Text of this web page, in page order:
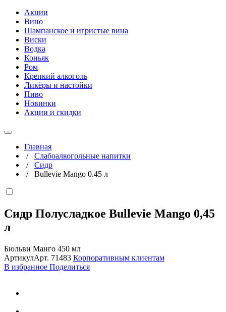
Акции
Вино
Шампанское и игристые вина
Виски
Водка
Коньяк
Ром
Крепкий алкоголь
Ликёры и настойки
Пиво
Новинки
Акции и скидки
Главная
/ Слабоалкогольные напитки
/ Сидр
/ Bullevie Mango 0.45 л
Сидр Полусладкое Bullevie Mango 0,45
л
Бюльви Манго 450 мл
АртикулАрт. 71483 Корпоративным клиентам
В избранное Поделиться